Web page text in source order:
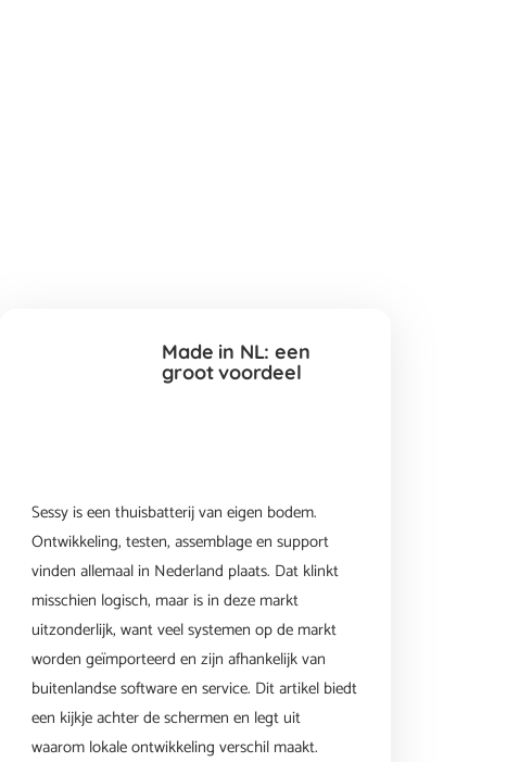
Made in NL: een
groot voordeel
Sessy is een thuisbatterij van eigen bodem.
Ontwikkeling, testen, assemblage en support
vinden allemaal in Nederland plaats. Dat klinkt
misschien logisch, maar is in deze markt
uitzonderlijk, want veel systemen op de markt
worden geïmporteerd en zijn afhankelijk van
buitenlandse software en service. Dit artikel biedt
een kijkje achter de schermen en legt uit
waarom lokale ontwikkeling verschil maakt.